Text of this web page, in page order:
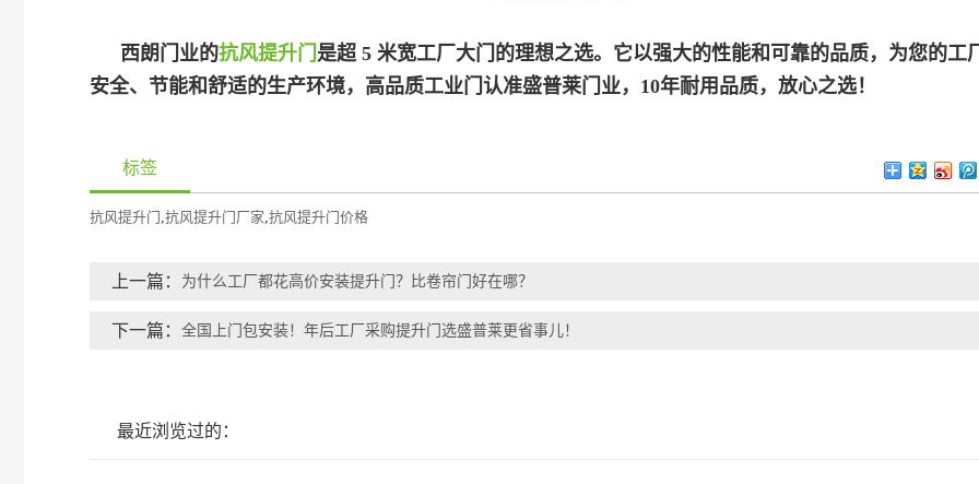
西朗门业的抗风提升门 是超 5 米宽工厂大门的理想之选。它以强大的性能和可靠的品质，为您的工
安全、节能和舒适的生产环境，高品质工业门认准盛普莱门业，10年耐用品质，放心之选！
标签
抗风提升门 ,抗风提升门厂家,抗风提升门价格
上一篇： 为什么工厂都花高价安装提升门？比卷帘门好在哪？
下一篇： 全国上门包安装！年后工厂采购提升门选盛普莱更省事儿！
最近浏览过的：